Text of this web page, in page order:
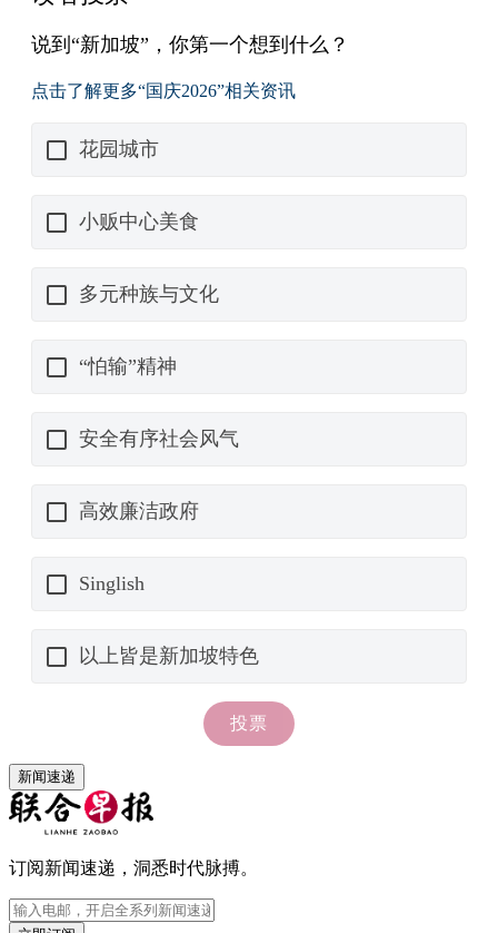
新闻速递
订阅新闻速递，洞悉时代脉搏。